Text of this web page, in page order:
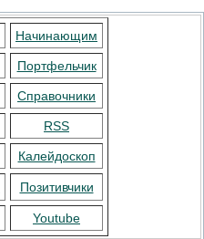
Начинающим
Портфельчик
Справочники
RSS
Калейдоскоп
Позитивчики
Youtube